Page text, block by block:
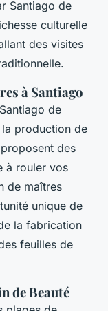
Santiago de
culturelle
des visites
à Santiago
de
la production de
proposent des
à rouler vos
de maîtres
unique de
la fabrication
feuilles de
de Beauté